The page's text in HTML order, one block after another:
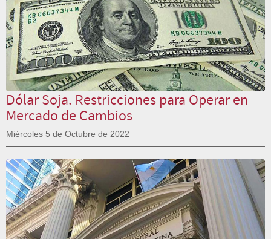
Dólar Soja. Restricciones para Operar en
Mercado de Cambios
Miércoles 5 de Octubre de 2022